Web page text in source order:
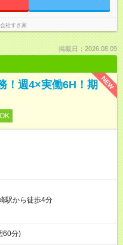
社すき家
掲載日：2026.08.09
NEW
！週4×実働6H！期
駅から徒歩4分
60分)